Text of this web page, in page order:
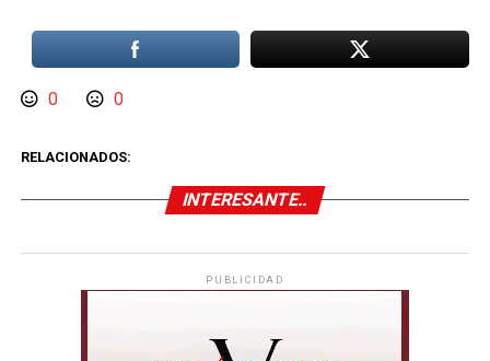
0 0
RELACIONADOS:
INTERESANTE..
PUBLICIDAD